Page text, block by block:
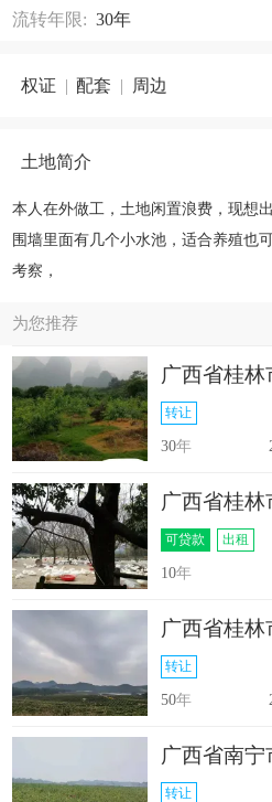
流转年限: 30年
权证 | 配套 | 周边
土地简介
本人在外做工，土地闲置浪费，现想
围墙里面有几个小水池，适合养殖也
考察，
为您推荐
转让
30年
可贷款 出租
10年
转让
50年
转让